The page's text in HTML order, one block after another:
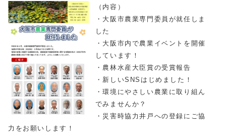
（内容）
・大阪市農業専門委員が就任しま
した
・大阪市内で農業イベントを開催
しています！
・農林水産大臣賞の受賞報告
・新しいSNSはじめました！
・環境にやさしい農業に取り組ん
でみませんか？
・災害時協力井戸への登録にご協
力をお願いします！